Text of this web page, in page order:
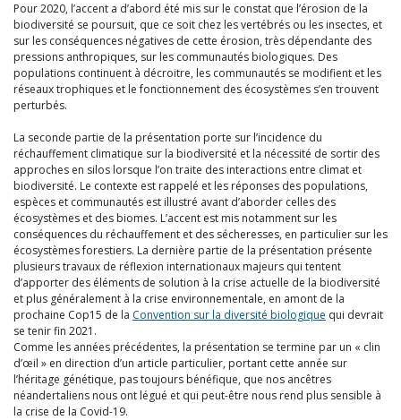
Pour 2020, l’accent a d’abord été mis sur le constat que l’érosion de la
biodiversité se poursuit, que ce soit chez les vertébrés ou les insectes, et
sur les conséquences négatives de cette érosion, très dépendante des
pressions anthropiques, sur les communautés biologiques. Des
populations continuent à décroitre, les communautés se modifient et les
réseaux trophiques et le fonctionnement des écosystèmes s’en trouvent
perturbés.
La seconde partie de la présentation porte sur l’incidence du
réchauffement climatique sur la biodiversité et la nécessité de sortir des
approches en silos lorsque l’on traite des interactions entre climat et
biodiversité. Le contexte est rappelé et les réponses des populations,
espèces et communautés est illustré avant d’aborder celles des
écosystèmes et des biomes. L’accent est mis notamment sur les
conséquences du réchauffement et des sécheresses, en particulier sur les
écosystèmes forestiers. La dernière partie de la présentation présente
plusieurs travaux de réflexion internationaux majeurs qui tentent
d’apporter des éléments de solution à la crise actuelle de la biodiversité
et plus généralement à la crise environnementale, en amont de la
prochaine Cop15 de la Convention sur la diversité biologique qui devrait
se tenir fin 2021.
Comme les années précédentes, la présentation se termine par un « clin
d’œil » en direction d’un article particulier, portant cette année sur
l’héritage génétique, pas toujours bénéfique, que nos ancêtres
néandertaliens nous ont légué et qui peut-être nous rend plus sensible à
la crise de la Covid-19.